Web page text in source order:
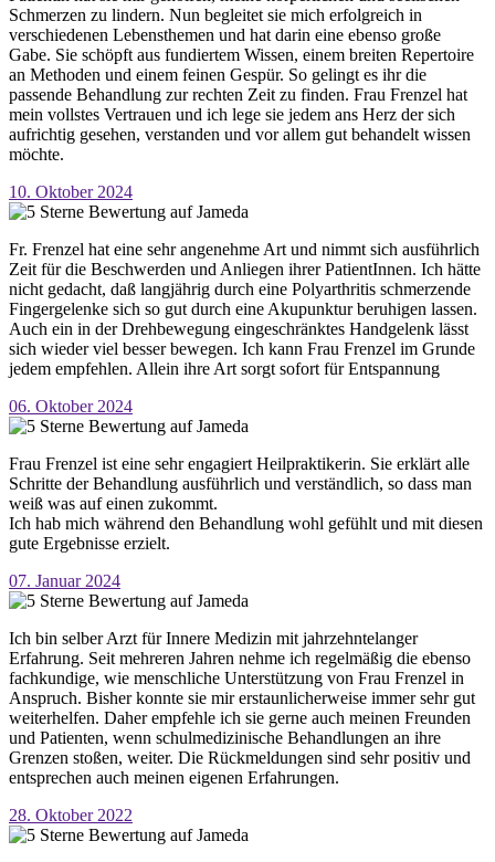
Schmerzen zu lindern. Nun begleitet sie mich erfolgreich in
verschiedenen Lebensthemen und hat darin eine ebenso große
Gabe. Sie schöpft aus fundiertem Wissen, einem breiten Repertoire
an Methoden und einem feinen Gespür. So gelingt es ihr die
passende Behandlung zur rechten Zeit zu finden. Frau Frenzel hat
mein vollstes Vertrauen und ich lege sie jedem ans Herz der sich
aufrichtig gesehen, verstanden und vor allem gut behandelt wissen
möchte.
10. Oktober 2024
Fr. Frenzel hat eine sehr angenehme Art und nimmt sich ausführlich
Zeit für die Beschwerden und Anliegen ihrer PatientInnen. Ich hätte
nicht gedacht, daß langjährig durch eine Polyarthritis schmerzende
Fingergelenke sich so gut durch eine Akupunktur beruhigen lassen.
Auch ein in der Drehbewegung eingeschränktes Handgelenk lässt
sich wieder viel besser bewegen. Ich kann Frau Frenzel im Grunde
jedem empfehlen. Allein ihre Art sorgt sofort für Entspannung
06. Oktober 2024
Frau Frenzel ist eine sehr engagiert Heilpraktikerin. Sie erklärt alle
Schritte der Behandlung ausführlich und verständlich, so dass man
weiß was auf einen zukommt.
Ich hab mich während den Behandlung wohl gefühlt und mit diesen
gute Ergebnisse erzielt.
07. Januar 2024
Ich bin selber Arzt für Innere Medizin mit jahrzehntelanger
Erfahrung. Seit mehreren Jahren nehme ich regelmäßig die ebenso
fachkundige, wie menschliche Unterstützung von Frau Frenzel in
Anspruch. Bisher konnte sie mir erstaunlicherweise immer sehr gut
weiterhelfen. Daher empfehle ich sie gerne auch meinen Freunden
und Patienten, wenn schulmedizinische Behandlungen an ihre
Grenzen stoßen, weiter. Die Rückmeldungen sind sehr positiv und
entsprechen auch meinen eigenen Erfahrungen.
28. Oktober 2022